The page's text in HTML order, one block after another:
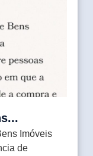
Imóveis
de